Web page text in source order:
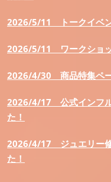
2026/5/11 トークイベ
2026/5/11 ワークショ
2026/4/30 商品特集ペ
2026/4/17 公式インフ
た！
2026/4/17 ジュエリー
た！